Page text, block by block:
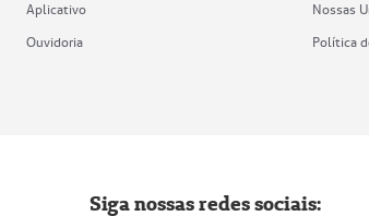
Aplicativo
Ouvidoria
Nossas
Política
Siga nossas redes sociais: